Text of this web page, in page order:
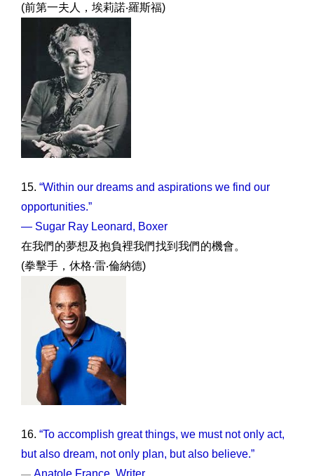
(前第一夫人，埃莉諾‧羅斯福)
15. “Within our dreams and aspirations we find our
opportunities.”
— Sugar Ray Leonard, Boxer
在我們的夢想及抱負裡我們找到我們的機會。
(拳擊手，休格‧雷‧倫納德)
16. “To accomplish great things, we must not only act,
but also dream, not only plan, but also believe.”
— Anatole France, Writer